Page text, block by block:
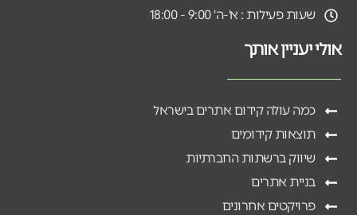
שעות פעילות : א'-ה' 9:00 - 18:00
אולי יעניין אותך
כמה עולה קידום אתרים בישראל
תוצאות קידומים
שיווק ברשתות החברתיות
בניית אתרים
פרויקטים אחרונים